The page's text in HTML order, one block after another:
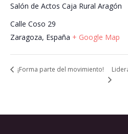
Salón de Actos Caja Rural Aragón
Calle Coso 29
Zaragoza, España + Google Map
¡Forma parte del movimiento!